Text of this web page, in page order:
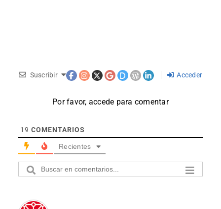
Suscribir Acceder
Por favor, accede para comentar
19 COMENTARIOS
Recientes